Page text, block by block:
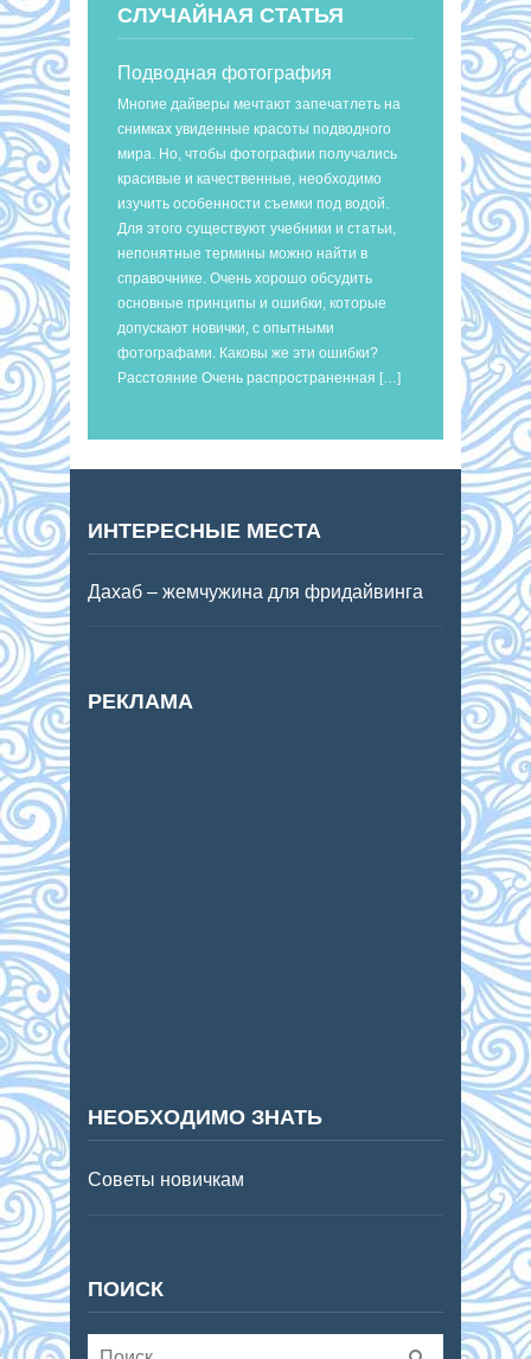
СЛУЧАЙНАЯ СТАТЬЯ
Подводная фотография
Многие дайверы мечтают запечатлеть на
снимках увиденные красоты подводного
мира. Но, чтобы фотографии получались
красивые и качественные, необходимо
изучить особенности съемки под водой.
Для этого существуют учебники и статьи,
непонятные термины можно найти в
справочнике. Очень хорошо обсудить
основные принципы и ошибки, которые
допускают новички, с опытными
фотографами. Каковы же эти ошибки?
Расстояние Очень распространенная […]
ИНТЕРЕСНЫЕ МЕСТА
Дахаб – жемчужина для фридайвинга
РЕКЛАМА
НЕОБХОДИМО ЗНАТЬ
Советы новичкам
ПОИСК